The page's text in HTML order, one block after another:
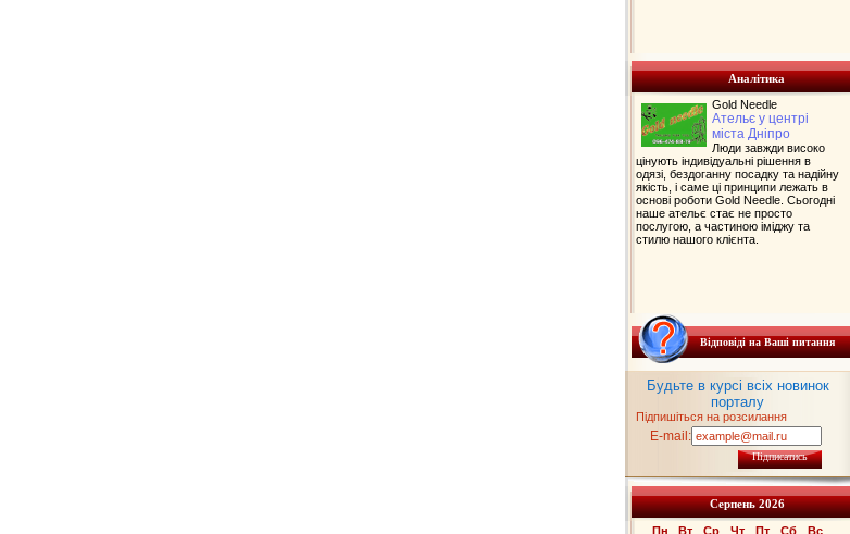
Аналітика
Gold Needle
Ательє у центрі
міста Дніпро
Люди завжди високо
цінують індивідуальні рішення в
одязі, бездоганну посадку та надійну
якість, і саме ці принципи лежать в
основі роботи Gold Needle. Сьогодні
наше ательє стає не просто
послугою, а частиною іміджу та
стилю нашого клієнта.
Відповіді на Ваші питання
Будьте в курсі всіх новинок
порталу
Підпишіться на розсилання
E-mail:
Підписатись
Серпень 2026
Пн Вт Ср Чт Пт Сб Вс